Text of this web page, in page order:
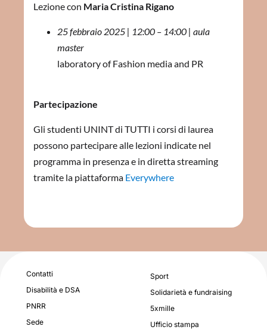
Lezione con Maria Cristina Rigano
25 febbraio 2025 | 12:00 – 14:00 | aula
master
laboratory of Fashion media and PR
Partecipazione
Gli studenti UNINT di TUTTI i corsi di laurea
possono partecipare alle lezioni indicate nel
programma in presenza e in diretta streaming
tramite la piattaforma Everywhere
Contatti
Disabilità e DSA
PNRR
Sede
Sport
Solidarietà e fundraising
5xmille
Ufficio stampa